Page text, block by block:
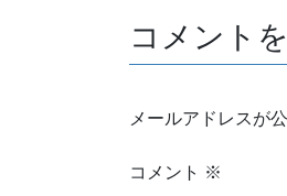
コメント
メールアドレスが
コメント ※